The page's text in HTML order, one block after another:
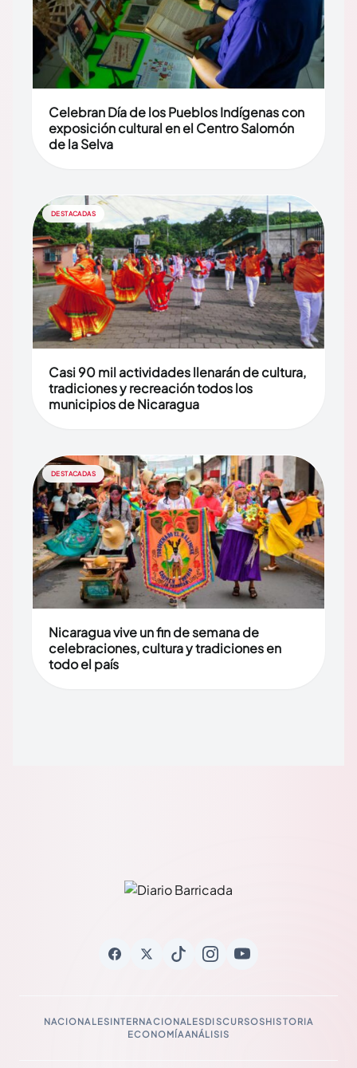
Celebran Día de los Pueblos Indígenas con
exposición cultural en el Centro Salomón
de la Selva
DESTACADAS
Casi 90 mil actividades llenarán de cultura,
tradiciones y recreación todos los
municipios de Nicaragua
DESTACADAS
Nicaragua vive un fin de semana de
celebraciones, cultura y tradiciones en
todo el país
NACIONALESINTERNACIONALESDISCURSOSHISTORIA
ECONOMÍAANÁLISIS